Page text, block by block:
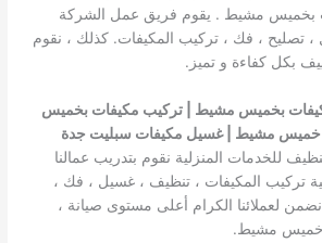
بخميس مشيط . يقوم فريق عمل الشركة
، تصليح ، فك ، تركيب المكيفات. كذلك ، نقوم
بكل كفاءة و تميز.
بخميس مشيط | تركيب مكيفات بخميس
خميس مشيط | غسيل مكيفات سبليت جدة
للخدمات المنزلية نقوم بتدريب عمالنا
تركيب المكيفات ، تنظيف ، غسيل ، فك ،
لعملائنا الكرام أعلى مستوى صيانة ،
خميس مشيط.